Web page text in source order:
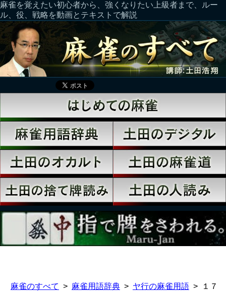
麻雀を覚えたい初心者から、強くなりたい上級者まで、ルー
ル、役、戦略を動画とテキストで解説
麻雀のすべて 麻雀用語辞典 ヤ行の麻雀用語
１７